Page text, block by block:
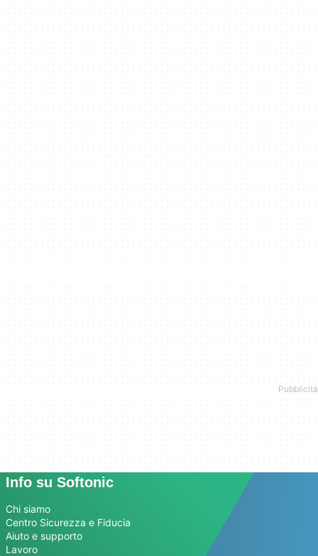
Info su Softonic
Chi siamo
Centro Sicurezza e Fiducia
Aiuto e supporto
Lavoro